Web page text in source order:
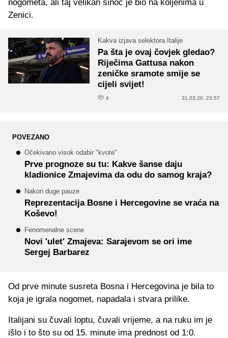
nogometa, ali taj velikan sinoć je bio na koljenima u
Zenici.
Kakva izjava selektora Italije
Pa šta je ovaj čovjek gledao?
Riječima Gattusa nakon
zeničke sramote smije se
cijeli svijet!
4 31.03.26. 23:57
POVEZANO
Očekivano visok odabir "kvote"
Prve prognoze su tu: Kakve šanse daju
kladionice Zmajevima da odu do samog kraja?
Nakon duge pauze
Reprezentacija Bosne i Hercegovine se vraća na
Koševo!
Fenomenalne scene
Novi 'ulet' Zmajeva: Sarajevom se ori ime
Sergej Barbarez
Od prve minute susreta Bosna i Hercegovina je bila to
koja je igrala nogomet, napadala i stvara prilike.
Italijani su čuvali loptu, čuvali vrijeme, a na ruku im je
išlo i to što su od 15. minute ima prednost od 1:0.